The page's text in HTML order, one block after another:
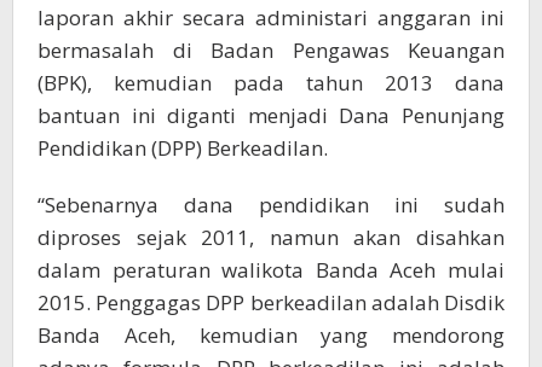
laporan akhir secara administari anggaran ini
bermasalah di Badan Pengawas Keuangan
(BPK), kemudian pada tahun 2013 dana
bantuan ini diganti menjadi Dana Penunjang
Pendidikan (DPP) Berkeadilan.
“Sebenarnya dana pendidikan ini sudah
diproses sejak 2011, namun akan disahkan
dalam peraturan walikota Banda Aceh mulai
2015. Penggagas DPP berkeadilan adalah Disdik
Banda Aceh, kemudian yang mendorong